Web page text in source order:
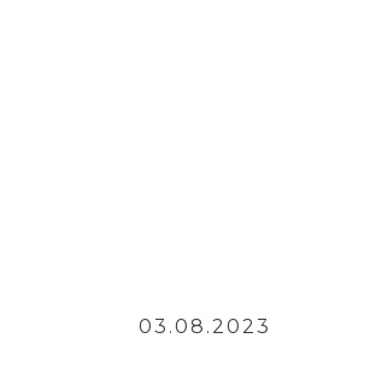
03.08.2023